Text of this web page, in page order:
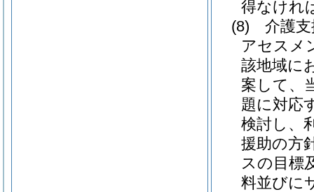
得なけれ
(8)
介護
アセスメ
該地域に
案して、
題に対応
検討し、
援助の方
スの目標
料並びに